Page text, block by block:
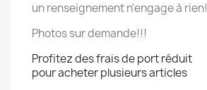
un renseignement n'engage à rien!
Photos sur demande!!!
Profitez des frais de port réduit
pour acheter plusieurs articles